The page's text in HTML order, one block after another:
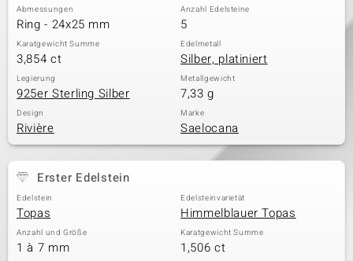
Classics
Abmessungen
Ring - 24x25 mm
Anzahl Edelsteine
5
Karatgewicht Summe
3,854 ct
Edelmetall
Silber, platiniert
Legierung
925er Sterling Silber
Metallgewicht
7,33 g
Design
Rivière
Marke
Saelocana
Erster Edelstein
Edelstein
Topas
Edelsteinvarietät
Himmelblauer Topas
Anzahl und Größe
1 à 7 mm
Karatgewicht Summe
1,506 ct